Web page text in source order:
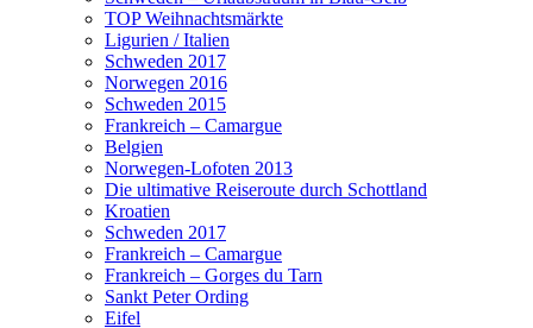
TOP Weihnachtsmärkte
Ligurien / Italien
Schweden 2017
Norwegen 2016
Schweden 2015
Frankreich – Camargue
Belgien
Norwegen-Lofoten 2013
Die ultimative Reiseroute durch Schottland
Kroatien
Schweden 2017
Frankreich – Camargue
Frankreich – Gorges du Tarn
Sankt Peter Ording
Eifel